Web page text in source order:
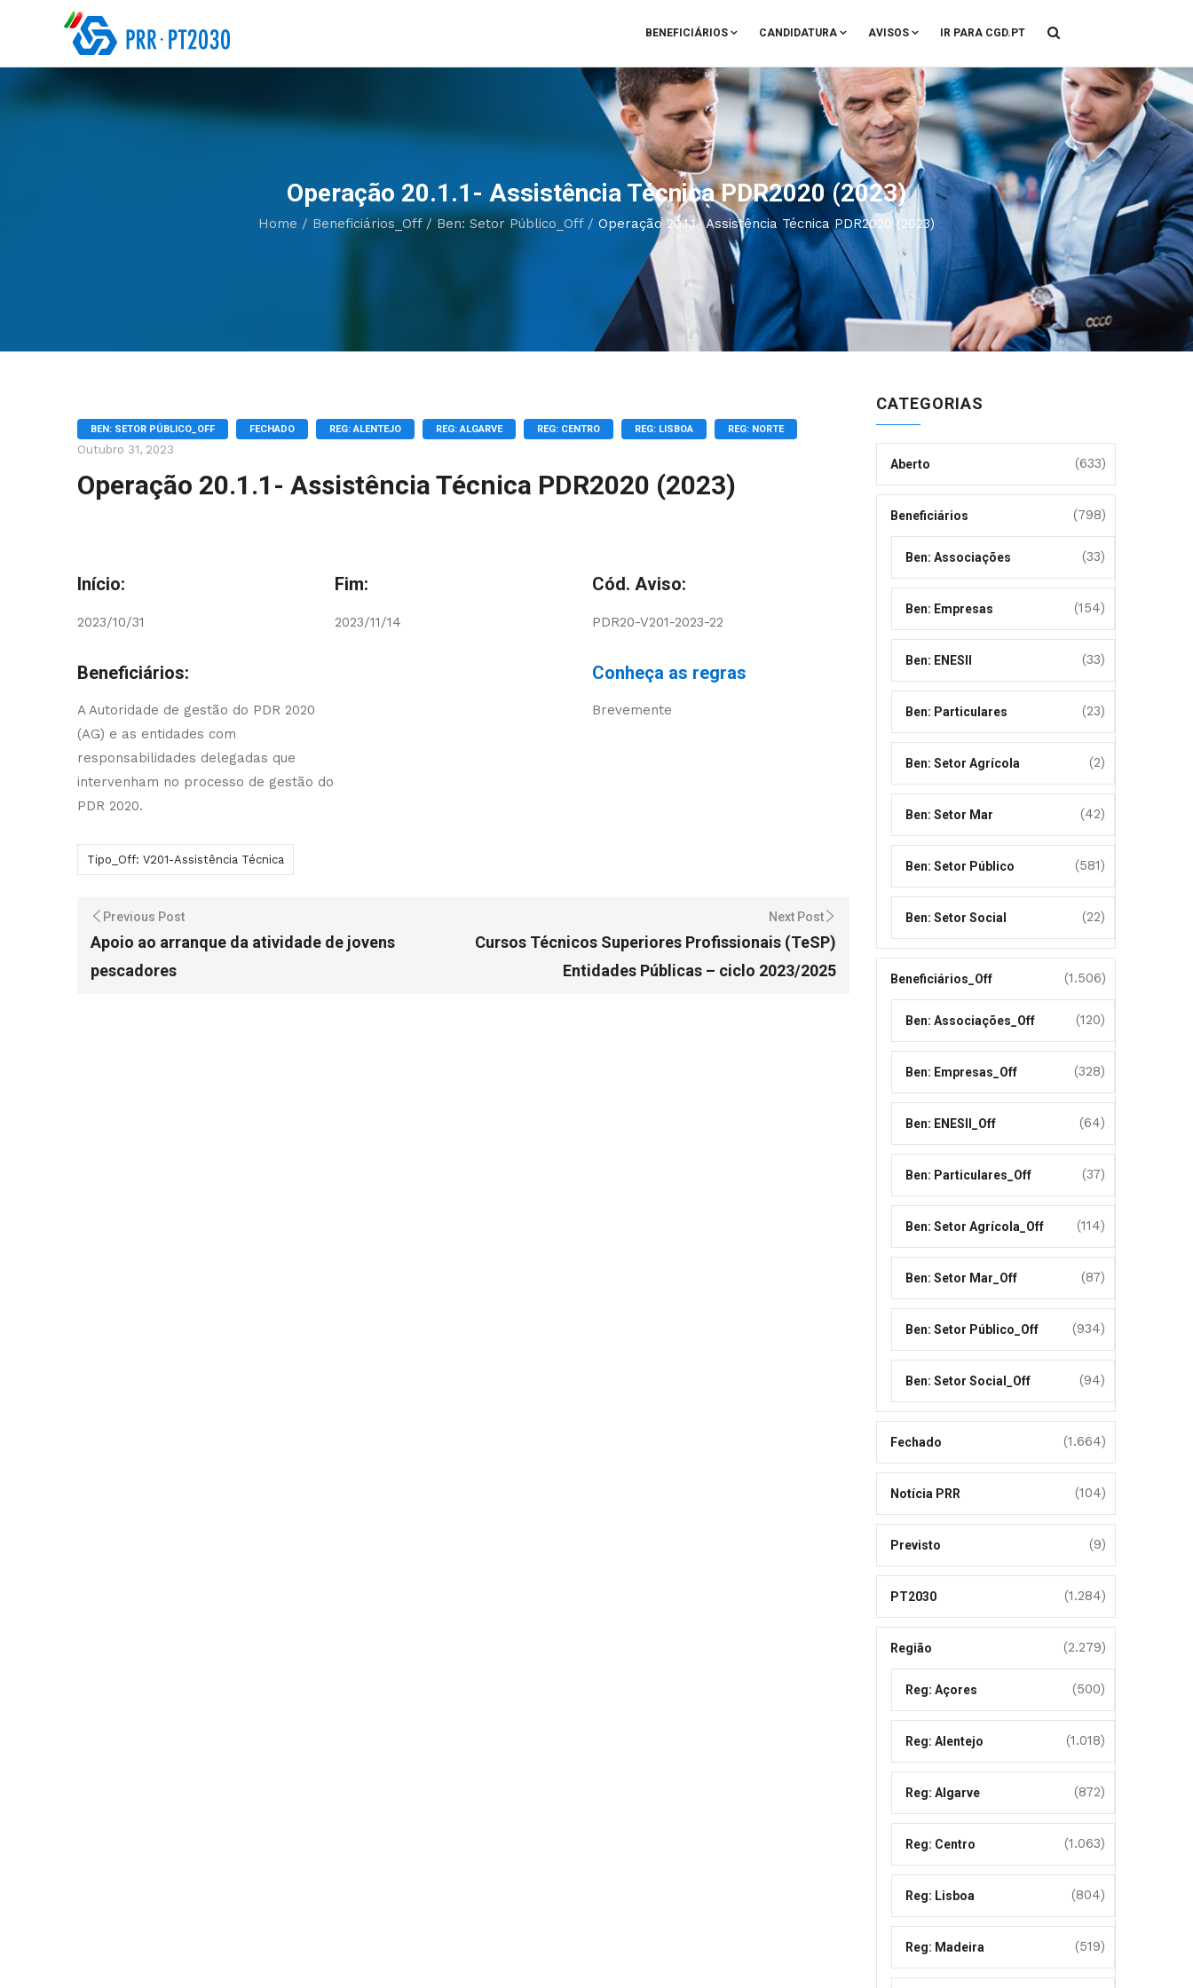
BENEFICIÁRIOS CANDIDATURA AVISOS IR PARA CGD.PT
Operação 20.1.1- Assistência Técnica PDR2020 (2023)
Home / Beneficiários_Off/ Ben: Setor Público_Off/ Operação 20.1.1- Assistência Técnica PDR2020 (2023)
BEN: SETOR PÚBLICO_OFF FECHADO REG: ALENTEJO REG: ALGARVE REG: CENTRO REG: LISBOA REG: NORTE
Outubro 31, 2023
Operação 20.1.1- Assistência Técnica PDR2020 (2023)
Início:
2023/10/31
Fim:
2023/11/14
Cód. Aviso:
PDR20-V201-2023-22
Beneficiários:
A Autoridade de gestão do PDR 2020
(AG) e as entidades com
responsabilidades delegadas que
intervenham no processo de gestão do
PDR 2020.
Conheça as regras
Brevemente
Tipo_Off: V201-Assistência Técnica
Previous Post
Apoio ao arranque da atividade de jovens
pescadores
Next Post
Cursos Técnicos Superiores Profissionais (TeSP)
Entidades Públicas – ciclo 2023/2025
CATEGORIAS
Aberto (633)
Beneficiários (798)
Ben: Associações (33)
Ben: Empresas (154)
Ben: ENESII (33)
Ben: Particulares (23)
Ben: Setor Agrícola (2)
Ben: Setor Mar (42)
Ben: Setor Público (581)
Ben: Setor Social (22)
Beneficiários_Off (1.506)
Ben: Associações_Off (120)
Ben: Empresas_Off (328)
Ben: ENESII_Off (64)
Ben: Particulares_Off (37)
Ben: Setor Agrícola_Off (114)
Ben: Setor Mar_Off (87)
Ben: Setor Público_Off (934)
Ben: Setor Social_Off (94)
Fechado (1.664)
Notícia PRR (104)
Previsto (9)
PT2030 (1.284)
Região (2.279)
Reg: Açores (500)
Reg: Alentejo (1.018)
Reg: Algarve (872)
Reg: Centro (1.063)
Reg: Lisboa (804)
Reg: Madeira (519)